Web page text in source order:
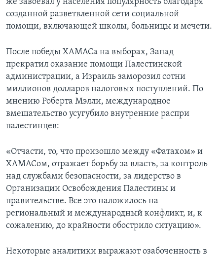
созданной разветвленной сети социальной
помощи, включающей школы, больницы и мечети.
После победы ХАМАСа на выборах, Запад
прекратил оказание помощи Палестинской
администрации, а Израиль заморозил сотни
миллионов долларов налоговых поступлений. По
мнению Роберта Мэлли, международное
вмешательство усугубило внутренние распри
палестинцев:
«Отчасти, то, что произошло между «Фатахом» и
ХАМАСом, отражает борьбу за власть, за контроль
над службами безопасности, за лидерство в
Организации Освобождения Палестины и
правительстве. Все это наложилось на
региональный и международный конфликт, и, к
сожалению, до крайности обострило ситуацию».
Некоторые аналитики выражают озабоченность в